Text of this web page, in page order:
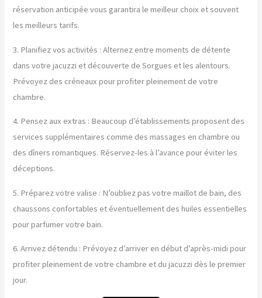
réservation anticipée vous garantira le meilleur choix et souvent
les meilleurs tarifs.
3. Planifiez vos activités : Alternez entre moments de détente
dans votre jacuzzi et découverte de Sorgues et les alentours.
Prévoyez des créneaux pour profiter pleinement de votre
chambre.
4. Pensez aux extras : Beaucoup d’établissements proposent des
services supplémentaires comme des massages en chambre ou
des dîners romantiques. Réservez-les à l’avance pour éviter les
déceptions.
5. Préparez votre valise : N’oubliez pas votre maillot de bain, des
chaussons confortables et éventuellement des huiles essentielles
pour parfumer votre bain.
6. Arrivez détendu : Prévoyez d’arriver en début d’après-midi pour
profiter pleinement de votre chambre et du jacuzzi dès le premier
jour.